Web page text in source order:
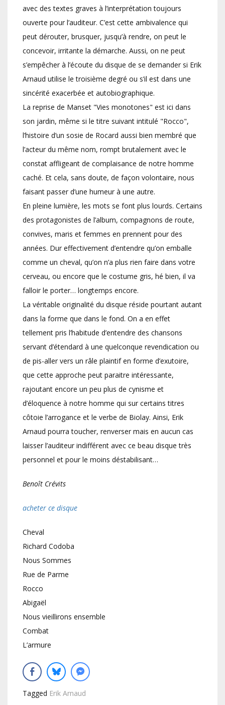
avec des textes graves à l’interprétation toujours
ouverte pour l’auditeur. C’est cette ambivalence qui
peut dérouter, brusquer, jusqu’à rendre, on peut le
concevoir, irritante la démarche. Aussi, on ne peut
s’empêcher à l’écoute du disque de se demander si Erik
Arnaud utilise le troisième degré ou s’il est dans une
sincérité exacerbée et autobiographique.
La reprise de Manset "Vies monotones" est ici dans
son jardin, même si le titre suivant intitulé "Rocco",
l’histoire d’un sosie de Rocard aussi bien membré que
l’acteur du même nom, rompt brutalement avec le
constat affligeant de complaisance de notre homme
caché. Et cela, sans doute, de façon volontaire, nous
faisant passer d’une humeur à une autre.
En pleine lumière, les mots se font plus lourds. Certains
des protagonistes de l’album, compagnons de route,
convives, maris et femmes en prennent pour des
années. Dur effectivement d’entendre qu’on emballe
comme un cheval, qu’on n’a plus rien faire dans votre
cerveau, ou encore que le costume gris, hé bien, il va
falloir le porter… longtemps encore.
La véritable originalité du disque réside pourtant autant
dans la forme que dans le fond. On a en effet
tellement pris l’habitude d’entendre des chansons
servant d’étendard à une quelconque revendication ou
de pis-aller vers un râle plaintif en forme d’exutoire,
que cette approche peut paraitre intéressante,
rajoutant encore un peu plus de cynisme et
d’éloquence à notre homme qui sur certains titres
côtoie l’arrogance et le verbe de Biolay. Ainsi, Erik
Arnaud pourra toucher, renverser mais en aucun cas
laisser l’auditeur indifférent avec ce beau disque très
personnel et pour le moins déstabilisant…
Benoît Crévits
acheter ce disque
Cheval
Richard Codoba
Nous Sommes
Rue de Parme
Rocco
Abigaël
Nous vieillirons ensemble
Combat
L’armure
Tagged Erik Arnaud